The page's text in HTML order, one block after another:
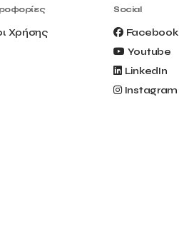
Creta Maris
Creta Palm
Culture
Deliverback
Χρήσης
Social
Facebook
Youtube
LinkedIn
Instagram